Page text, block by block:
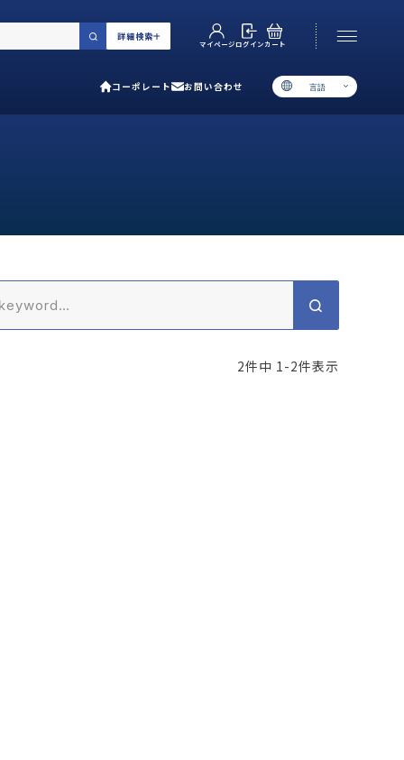
詳細検索
マイページログインカート
コーポレート お問い合わせ 言語
選ぶ
ガイド
2件中 1-2件表示